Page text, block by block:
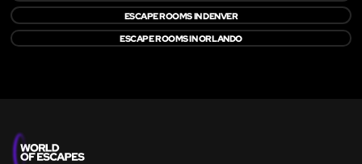
ESCAPE ROOMS IN DENVER
ESCAPE ROOMS IN ORLANDO